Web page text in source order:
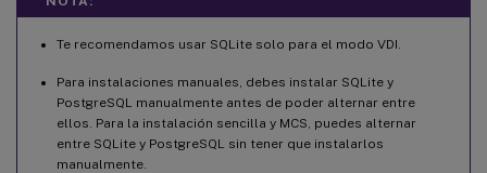
Te recomendamos usar SQLite solo para el modo VDI.
Para instalaciones manuales, debes instalar SQLite y
PostgreSQL manualmente antes de poder alternar entre
ellos. Para la instalación sencilla y MCS, puedes alternar
entre SQLite y PostgreSQL sin tener que instalarlos
manualmente.